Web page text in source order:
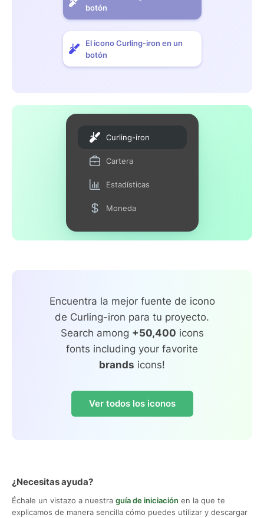
botón
El icono Curling-iron en un
botón
Curling-iron
Cartera
Estadísticas
Moneda
Encuentra la mejor fuente de icono
de Curling-iron para tu proyecto.
Search among +50,400 icons
fonts including your favorite
brands icons!
Ver todos los iconos
¿Necesitas ayuda?
Échale un vistazo a nuestra guía de iniciación en la que te
explicamos de manera sencilla cómo puedes utilizar y descargar